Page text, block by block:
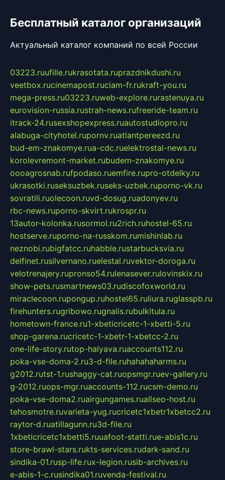
Бесплатный каталог организаций
Актуальный каталог компаний по всей России
03223.ruufille.rukrasotata.ruprazdnikdushi.ru
veetbox.rucinemapost.ruciam-fr.rukraft-you.ru
mega-press.ru03223.ruweb-explore.rurastenuya.ru
eurovision-russia.rustrah-news.rufreeride-team.ru
itrack-24.rusexshopexpress.ruautostudiopro.ru
alabuga-cityhotel.rupornv.ruatlantpereezd.ru
bud-em-znakomye.rua-cdc.ruelektrostal-news.ru
korolevremont-market.rubudem-znakomye.ru
oooagrosnab.rufpodaso.ruemfire.rupro-otdelky.ru
ukrasotki.ruseksuzbek.ruseks-uzbek.ruporno-vk.ru
sovratili.ruolecoon.ruvd-dosug.ruadonyev.ru
rbc-news.ruporno-skvirt.rukrospr.ru
13autor-kolonka.rusormol.ru2rich.ruhostel-65.ru
hostserve.ruporno-na-russkom.rumishinlab.ru
neznobi.rubigfatcc.ruhabble.rustarbucksvia.ru
delfinet.rusilvernano.ruelestal.ruvektor-doroga.ru
velotrenajery.rupronso54.rulenasever.rulovinskix.ru
show-pets.rusmartnews03.rudiscofoxworld.ru
miraclecoon.rupongup.ruhostel65.ruliura.ruglasspb.ru
firehunters.rugribowo.rugnalis.rubulkitula.ru
hometown-france.ru1-xbeticricetc-1-xbetti-5.ru
shop-garena.rucricetc-1-xbetr-1-xbetcc-2.ru
one-life-story.rutop-halyava.ruaccounts112.ru
poka-vse-doma-2.ru3-d-file.ruhahahaharms.ru
g2012.rutst-1.rushaggy-cat.ruopsmgr.ruev-gallery.ru
g-2012.ruops-mgr.ruaccounts-112.rucsm-demo.ru
poka-vse-doma2.ruairgungames.ruallseo-host.ru
tehosmotre.ruvarieta-yug.rucricetc1xbetr1xbetcc2.ru
raytor-d.ruatillagunn.ru3d-file.ru
1xbeticricetc1xbetti5.ruuafoot-statti.rue-abis1c.ru
store-brawl-stars.rukts-services.rudark-sand.ru
sindika-01.rusp-life.rux-legion.rusib-archives.ru
e-abis-1-c.rusindika01.ruvenda-festival.ru